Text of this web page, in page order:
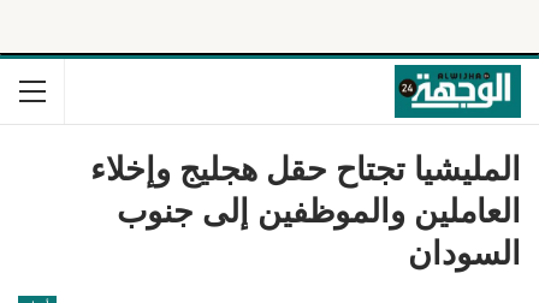
المليشيا تجتاح حقل هجليج وإخلاء
العاملين والموظفين إلى جنوب
السودان